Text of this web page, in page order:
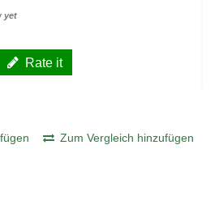
yet
Rate it
Zum Vergleich hinzufügen